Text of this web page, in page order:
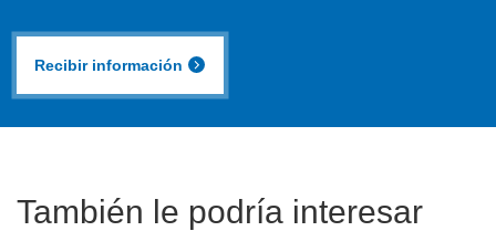
Recibir información
También le podría interesar